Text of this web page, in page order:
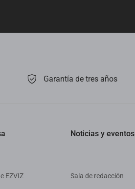
Garantía de tres años
EZVIZ
Noticias y eventos
Sala de redacción